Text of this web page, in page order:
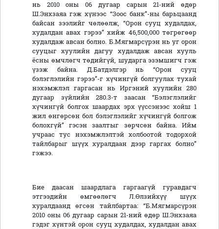
нь 2010 оны 06 дугаар сарын 21-ний өдөр
Ш.Энхзаяа гэж хүнээс “Зоос банк”-ны барьцаанд
байсан зээлийг чөлөөлж, “Орон сууц худалдах,
худалдан авах гэрээ” хийж 46,500,000 төгрөгөөр
худалдаж авсан болно. Б.Мягмарсүрэн нь уг орон
сууцыг хуулийн дагуу худалдаж авсан хууль
ёсны өмчлөгч төдийгүй, шударга эзэмшигч гэж
үзэж байна. Д.Батдэлгэр нь “Орон сууц
бэлэглэлийн гэрээ”-г хүчингүй болгуулах тухай
нэхэмжлэл гаргасан нь Иргэний хуулийн 280
дугаар зүйлийн 280.3-т заасан “Бэлэглэлийг
хүчингүй болгох шаардах эрх үүссэнээс хойш 1
жил өнгөрсөн бол бэлэглэлийг хүчингүй болгож
болохгүй” гэсэн заалтыг зөрчсөн байна. Ийм
учраас тус нэхэмжлэлтэй холбоотой тодорхой
тайлбарыг шүүх хуралдаан дээр гаргах болно”
гэжээ.
Бие даасан шаардлага гаргаагүй гуравдагч
этгээдийн өмгөөлөгч Л.Өлзийхүү шүүх
хуралдаанд өгсөн тайлбартаа: “Б.Мягмарсүрэн
2010 оны 06 дугаар сарын 21-ний өдөр Ш.Энхзаяа
гэдэг хүнтэй орон сууц худалдах, худалдан авах